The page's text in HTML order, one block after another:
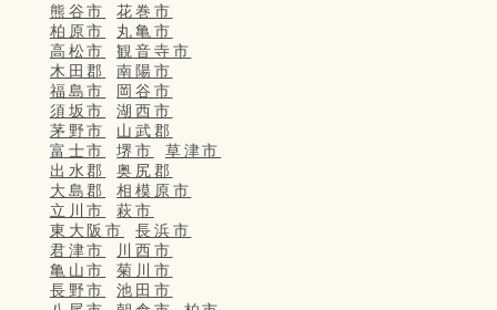
熊谷市
花巻市
柏原市
丸亀市
高松市
観音寺市
木田郡
南陽市
福島市
岡谷市
須坂市
湖西市
茅野市
山武郡
富士市
堺市
草津市
出水郡
奥尻郡
大島郡
相模原市
立川市
萩市
東大阪市
長浜市
君津市
川西市
亀山市
菊川市
長野市
池田市